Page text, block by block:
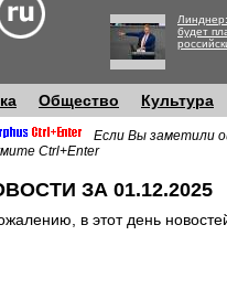
будет
Общество Культура
Если Вы заметили
Ctrl+Enter
ЗА 01.12.2025
в этот день